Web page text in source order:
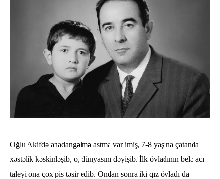
Oğlu Akifdə anadangəlmə astma var imiş, 7-8 yaşına çatanda
xəstəlik kəskinləşib, o, dünyasını dəyişib. İlk övladının belə acı
taleyi ona çox pis təsir edib. Ondan sonra iki qız övladı da